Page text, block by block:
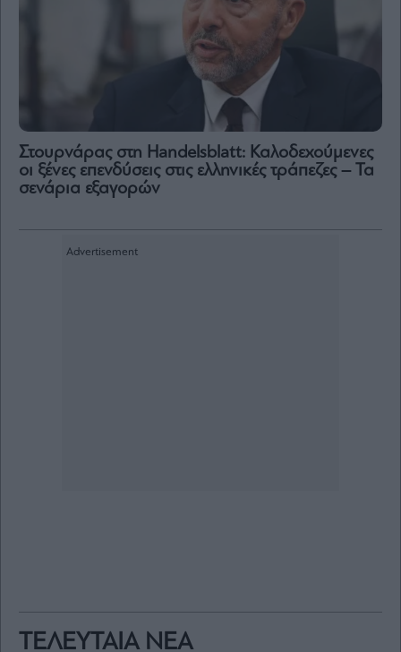
ΤΕΛΕΥΤΑΙΑ ΝΕΑ
Στουρνάρας στη Handelsblatt: Καλοδεχούμενες
οι ξένες επενδύσεις στις ελληνικές τράπεζες – Τα
σενάρια εξαγορών